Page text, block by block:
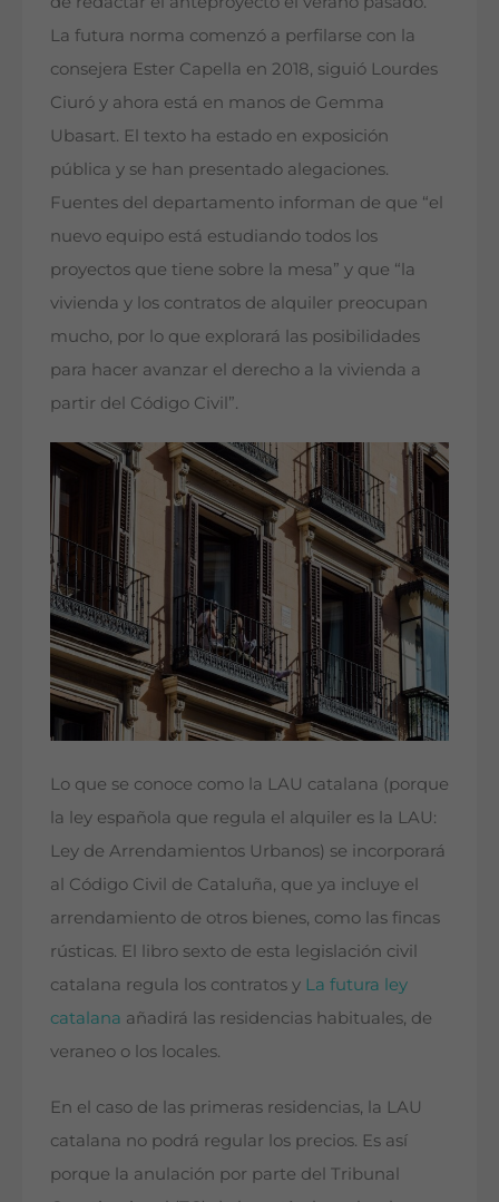
La futura norma comenzó a perfilarse con la
consejera Ester Capella en 2018, siguió Lourdes
Ciuró y ahora está en manos de Gemma
Ubasart. El texto ha estado en exposición
pública y se han presentado alegaciones.
Fuentes del departamento informan de que “el
nuevo equipo está estudiando todos los
proyectos que tiene sobre la mesa” y que “la
vivienda y los contratos de alquiler preocupan
mucho, por lo que explorará las posibilidades
para hacer avanzar el derecho a la vivienda a
partir del Código Civil”.
Lo que se conoce como la LAU catalana (porque
la ley española que regula el alquiler es la LAU:
Ley de Arrendamientos Urbanos) se incorporará
al Código Civil de Cataluña, que ya incluye el
arrendamiento de otros bienes, como las fincas
rústicas. El libro sexto de esta legislación civil
catalana regula los contratos y La futura ley
catalana añadirá las residencias habituales, de
veraneo o los locales.
En el caso de las primeras residencias, la LAU
catalana no podrá regular los precios. Es así
porque la anulación por parte del Tribunal